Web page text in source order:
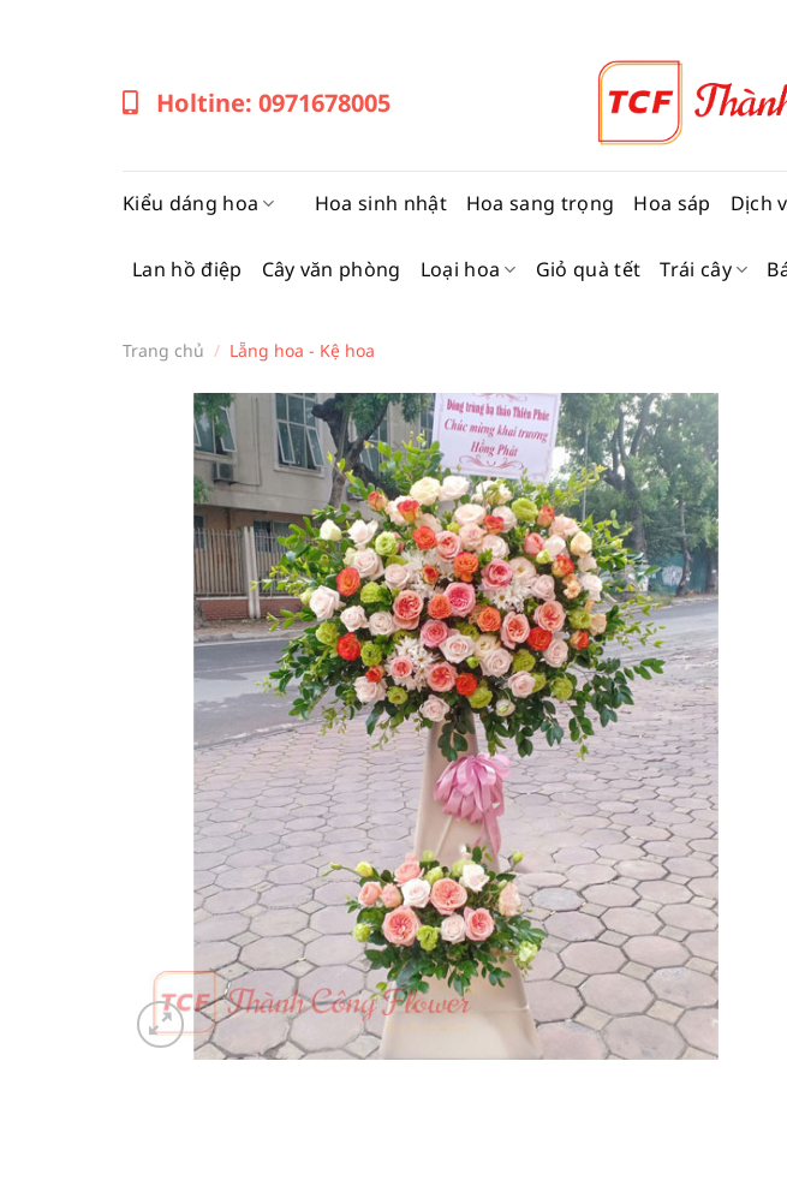
Holtine: 0971678005
Kiểu dáng hoa Hoa sinh nhật Hoa sang trọng Hoa sáp Dịch
Lan hồ điệp Cây văn phòng Loại hoa Giỏ quà tết Trái cây
Trang chủ / Lẵng hoa - Kệ hoa